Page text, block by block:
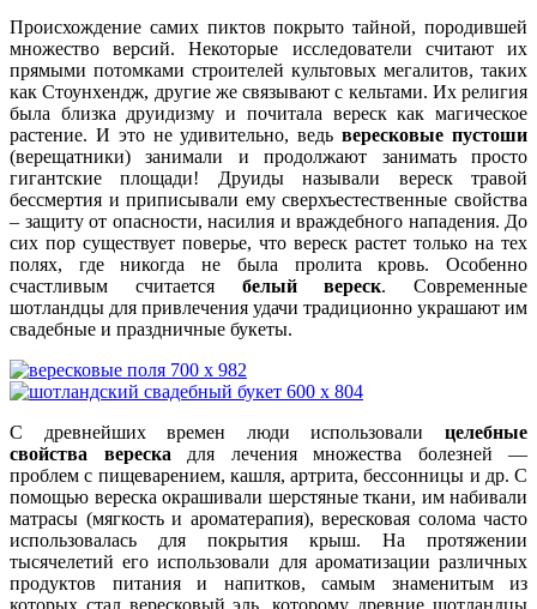
Происхождение самих пиктов покрыто тайной, породившей
множество версий. Некоторые исследователи считают их
прямыми потомками строителей культовых мегалитов, таких
как Стоунхендж, другие же связывают с кельтами. Их религия
была близка друидизму и почитала вереск как магическое
растение. И это не удивительно, ведьвересковые пустоши
(верещатники) занимали и продолжают занимать просто
гигантские площади! Друиды называли вереск травой
бессмертия и приписывали ему сверхъестественные свойства
– защиту от опасности, насилия и враждебного нападения. До
сих пор существует поверье, что вереск растет только на тех
полях, где никогда не была пролита кровь. Особенно
счастливым считается белый вереск. Современные
шотландцы для привлечения удачи традиционно украшают им
свадебные и праздничные букеты.
С древнейших времен люди использовали целебные
свойства вереска для лечения множества болезней —
проблем с пищеварением, кашля, артрита, бессонницы и др. С
помощью вереска окрашивали шерстяные ткани, им набивали
матрасы (мягкость и ароматерапия), вересковая солома часто
использовалась для покрытия крыш. На протяжении
тысячелетий его использовали для ароматизации различных
продуктов питания и напитков, самым знаменитым из